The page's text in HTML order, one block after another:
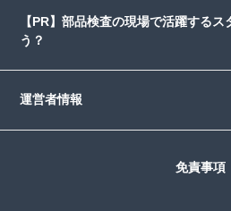
【PR】部品検査の現場で活躍する
う？
運営者情報
免責事項